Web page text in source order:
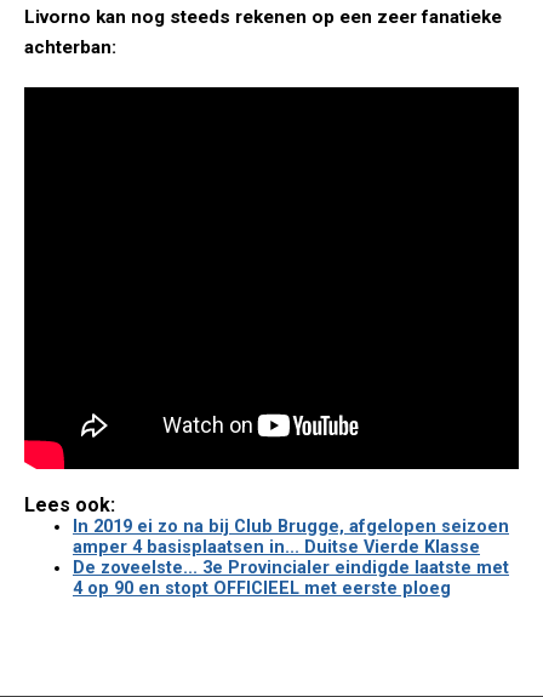
Livorno kan nog steeds rekenen op een zeer fanatieke
achterban:
Lees ook:
In 2019 ei zo na bij Club Brugge, afgelopen seizoen
amper 4 basisplaatsen in... Duitse Vierde Klasse
De zoveelste... 3e Provincialer eindigde laatste met
4 op 90 en stopt OFFICIEEL met eerste ploeg